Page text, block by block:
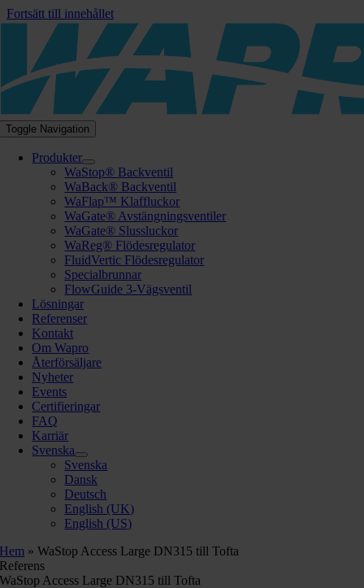
Fortsätt till innehållet
Toggle Navigation
Produkter
WaStop® Backventil
WaBack® Backventil
WaFlap™ Klaffluckor
WaGate® Avstängningsventiler
WaGate® Slussluckor
WaReg® Flödesregulator
FluidVertic Flödesregulator
Specialbrunnar
FlowGuide 3-Vägsventil
Lösningar
Referenser
Kontakt
Om Wapro
Återförsäljare
Nyheter
Events
Certifieringar
FAQ
Karriär
Svenska
Svenska
Dansk
Deutsch
English (UK)
English (US)
Hem »WaStop Access Large DN315 till Tofta
Referens
WaStop Access Large DN315 till Tofta